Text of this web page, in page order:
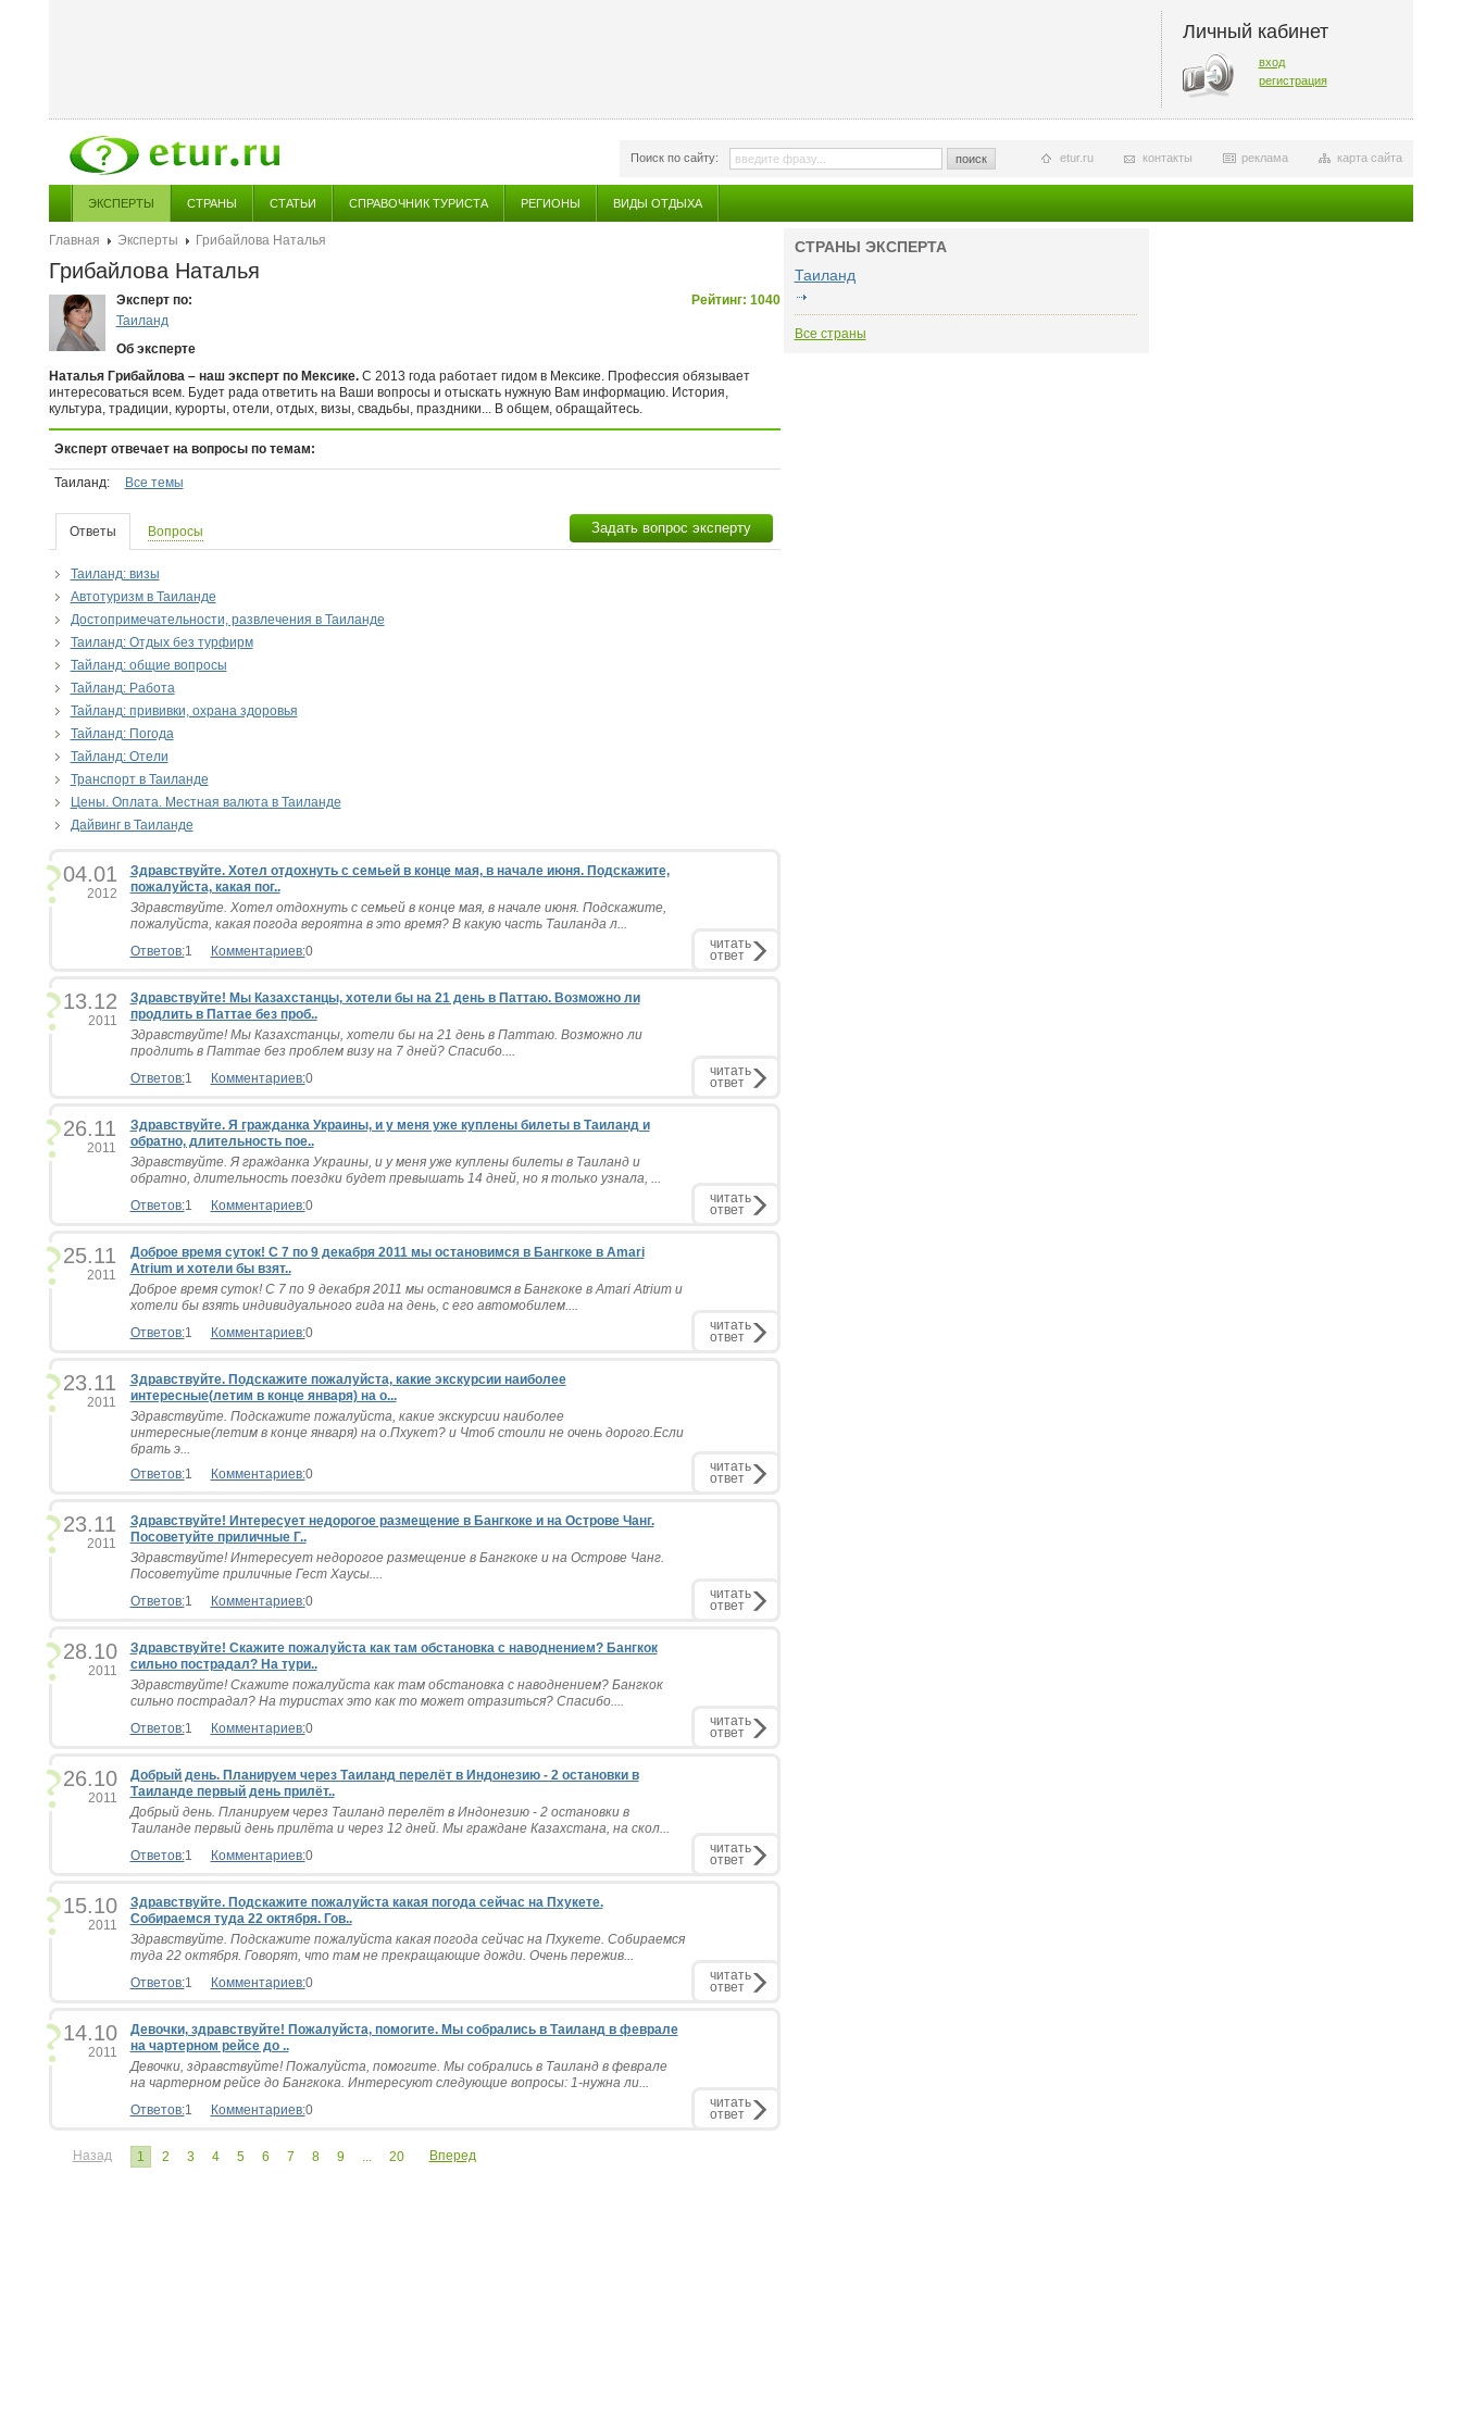
Личный кабинет
вход
регистрация
Поиск по сайту: поиск карта сайта
реклама
контакты
etur.ru
ЭКСПЕРТЫ СТРАНЫ СТАТЬИ СПРАВОЧНИК ТУРИСТА РЕГИОНЫ ВИДЫ ОТДЫХА
Главная Эксперты Грибайлова Наталья
Грибайлова Наталья
Рейтинг: 1040
Эксперт по:
Таиланд
Об эксперте
Наталья Грибайлова – наш эксперт по Мексике. С 2013 года работает гидом в Мексике. Профессия обязывает
интересоваться всем. Будет рада ответить на Ваши вопросы и отыскать нужную Вам информацию. История,
культура, традиции, курорты, отели, отдых, визы, свадьбы, праздники... В общем, обращайтесь.
Эксперт отвечает на вопросы по темам:
Таиланд: Все темы
Ответы Вопросы Задать вопрос эксперту
Таиланд: визы
Автотуризм в Таиланде
Достопримечательности, развлечения в Таиланде
Таиланд: Отдых без турфирм
Тайланд: общие вопросы
Тайланд: Работа
Тайланд: прививки, охрана здоровья
Тайланд: Погода
Тайланд: Отели
Транспорт в Таиланде
Цены. Оплата. Местная валюта в Таиланде
Дайвинг в Таиланде
04.01
2012
Здравствуйте. Хотел отдохнуть с семьей в конце мая, в начале июня. Подскажите,
пожалуйста, какая пог..
Здравствуйте. Хотел отдохнуть с семьей в конце мая, в начале июня. Подскажите,
пожалуйста, какая погода вероятна в это время? В какую часть Таиланда л...
Ответов:1 Комментариев:0 читать
ответ
13.12
2011
Здравствуйте! Мы Казахстанцы, хотели бы на 21 день в Паттаю. Возможно ли
продлить в Паттае без проб..
Здравствуйте! Мы Казахстанцы, хотели бы на 21 день в Паттаю. Возможно ли
продлить в Паттае без проблем визу на 7 дней? Спасибо....
Ответов:1 Комментариев:0 читать
ответ
26.11
2011
Здравствуйте. Я гражданка Украины, и у меня уже куплены билеты в Таиланд и
обратно, длительность пое..
Здравствуйте. Я гражданка Украины, и у меня уже куплены билеты в Таиланд и
обратно, длительность поездки будет превышать 14 дней, но я только узнала, ...
Ответов:1 Комментариев:0 читать
ответ
25.11
2011
Доброе время суток! С 7 по 9 декабря 2011 мы остановимся в Бангкоке в Amari
Atrium и хотели бы взят..
Доброе время суток! С 7 по 9 декабря 2011 мы остановимся в Бангкоке в Amari Atrium и
хотели бы взять индивидуального гида на день, с его автомобилем....
Ответов:1 Комментариев:0 читать
ответ
23.11
2011
Здравствуйте. Подскажите пожалуйста, какие экскурсии наиболее
интересные(летим в конце января) на о...
Здравствуйте. Подскажите пожалуйста, какие экскурсии наиболее
интересные(летим в конце января) на о.Пхукет? и Чтоб стоили не очень дорого.Если
брать э...
Ответов:1 Комментариев:0 читать
ответ
23.11
2011
Здравствуйте! Интересует недорогое размещение в Бангкоке и на Острове Чанг.
Посоветуйте приличные Г..
Здравствуйте! Интересует недорогое размещение в Бангкоке и на Острове Чанг.
Посоветуйте приличные Гест Хаусы....
Ответов:1 Комментариев:0 читать
ответ
28.10
2011
Здравствуйте! Скажите пожалуйста как там обстановка с наводнением? Бангкок
сильно пострадал? На тури..
Здравствуйте! Скажите пожалуйста как там обстановка с наводнением? Бангкок
сильно пострадал? На туристах это как то может отразиться? Спасибо....
Ответов:1 Комментариев:0 читать
ответ
26.10
2011
Добрый день. Планируем через Таиланд перелёт в Индонезию - 2 остановки в
Таиланде первый день прилёт..
Добрый день. Планируем через Таиланд перелёт в Индонезию - 2 остановки в
Таиланде первый день прилёта и через 12 дней. Мы граждане Казахстана, на скол...
Ответов:1 Комментариев:0 читать
ответ
15.10
2011
Здравствуйте. Подскажите пожалуйста какая погода сейчас на Пхукете.
Собираемся туда 22 октября. Гов..
Здравствуйте. Подскажите пожалуйста какая погода сейчас на Пхукете. Собираемся
туда 22 октября. Говорят, что там не прекращающие дожди. Очень пережив...
Ответов:1 Комментариев:0 читать
ответ
14.10
2011
Девочки, здравствуйте! Пожалуйста, помогите. Мы собрались в Таиланд в феврале
на чартерном рейсе до ..
Девочки, здравствуйте! Пожалуйста, помогите. Мы собрались в Таиланд в феврале
на чартерном рейсе до Бангкока. Интересуют следующие вопросы: 1-нужна ли...
Ответов:1 Комментариев:0 читать
ответ
Назад 1 2 3 4 5 6 7 8 9 ... 20 Вперед
СТРАНЫ ЭКСПЕРТА
Таиланд
Все страны